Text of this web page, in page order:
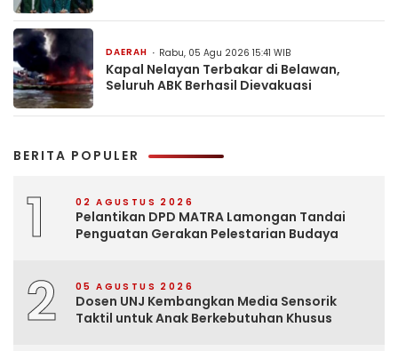
DAERAH Rabu, 05 Agu 2026 15:41 WIB
Kapal Nelayan Terbakar di Belawan,
Seluruh ABK Berhasil Dievakuasi
BERITA POPULER
1 02 AGUSTUS 2026
Pelantikan DPD MATRA Lamongan Tandai
Penguatan Gerakan Pelestarian Budaya
2 05 AGUSTUS 2026
Dosen UNJ Kembangkan Media Sensorik
Taktil untuk Anak Berkebutuhan Khusus